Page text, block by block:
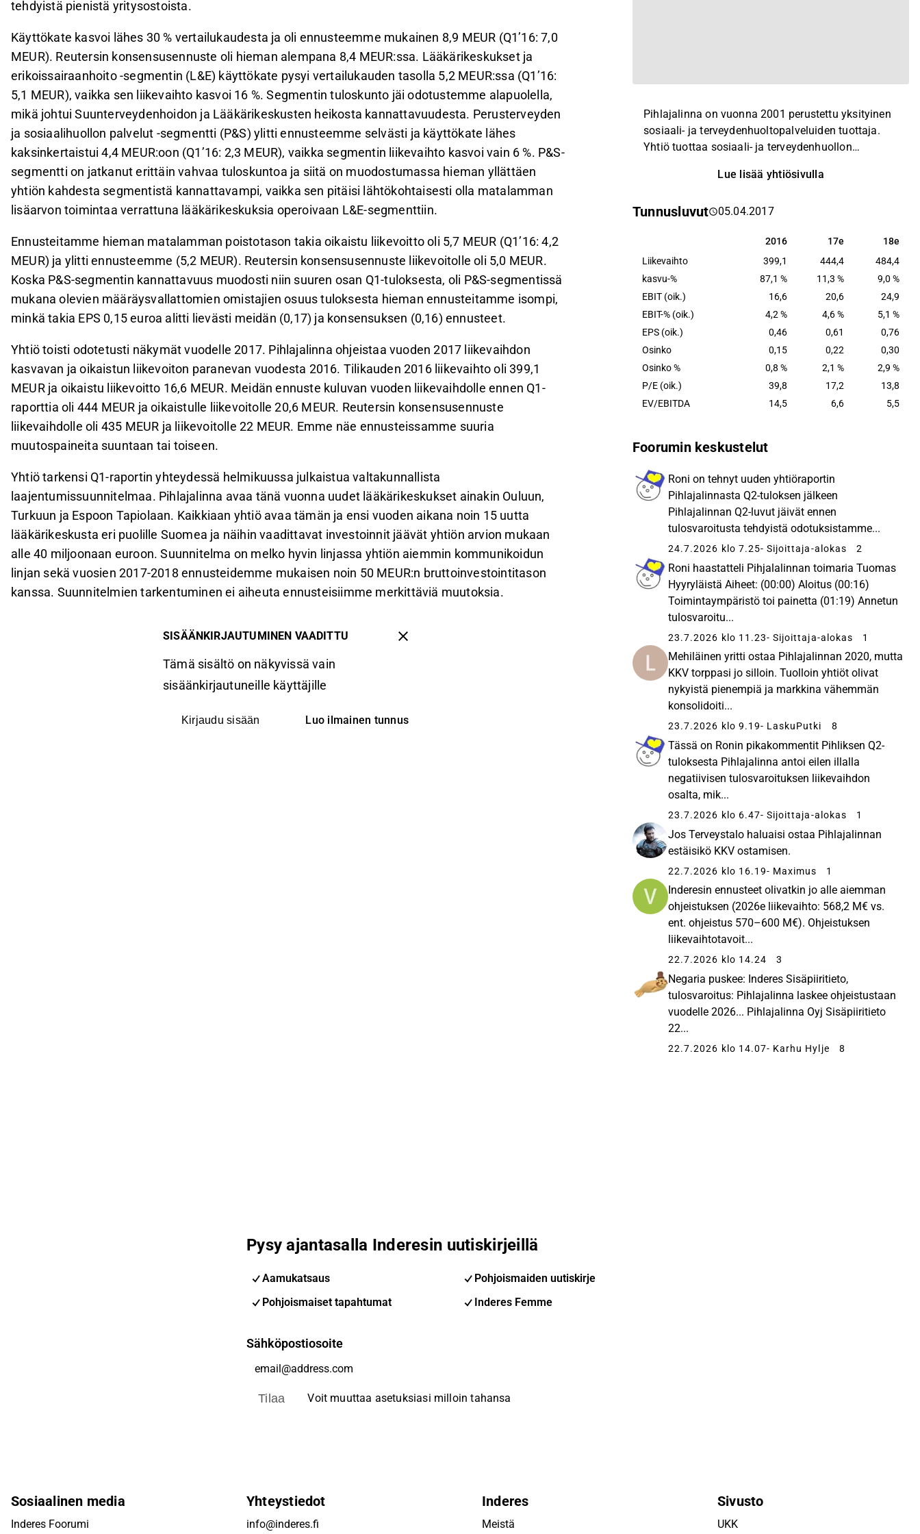
tehdyistä pienistä yritysostoista.
Käyttökate kasvoi lähes 30 % vertailukaudesta ja oli ennusteemme mukainen 8,9 MEUR (Q1’16: 7,0
MEUR). Reutersin konsensusennuste oli hieman alempana 8,4 MEUR:ssa. Lääkärikeskukset ja
erikoissairaanhoito -segmentin (L&E) käyttökate pysyi vertailukauden tasolla 5,2 MEUR:ssa (Q1’16:
5,1 MEUR), vaikka sen liikevaihto kasvoi 16 %. Segmentin tuloskunto jäi odotustemme alapuolella,
mikä johtui Suunterveydenhoidon ja Lääkärikeskusten heikosta kannattavuudesta. Perusterveyden
ja sosiaalihuollon palvelut -segmentti (P&S) ylitti ennusteemme selvästi ja käyttökate lähes
kaksinkertaistui 4,4 MEUR:oon (Q1’16: 2,3 MEUR), vaikka segmentin liikevaihto kasvoi vain 6 %. P&S-
segmentti on jatkanut erittäin vahvaa tuloskuntoa ja siitä on muodostumassa hieman yllättäen
yhtiön kahdesta segmentistä kannattavampi, vaikka sen pitäisi lähtökohtaisesti olla matalamman
lisäarvon toimintaa verrattuna lääkärikeskuksia operoivaan L&E-segmenttiin.
Ennusteitamme hieman matalamman poistotason takia oikaistu liikevoitto oli 5,7 MEUR (Q1’16: 4,2
MEUR) ja ylitti ennusteemme (5,2 MEUR). Reutersin konsensusennuste liikevoitolle oli 5,0 MEUR.
Koska P&S-segmentin kannattavuus muodosti niin suuren osan Q1-tuloksesta, oli P&S-segmentissä
mukana olevien määräysvallattomien omistajien osuus tuloksesta hieman ennusteitamme isompi,
minkä takia EPS 0,15 euroa alitti lievästi meidän (0,17) ja konsensuksen (0,16) ennusteet.
Yhtiö toisti odotetusti näkymät vuodelle 2017. Pihlajalinna ohjeistaa vuoden 2017 liikevaihdon
kasvavan ja oikaistun liikevoiton paranevan vuodesta 2016. Tilikauden 2016 liikevaihto oli 399,1
MEUR ja oikaistu liikevoitto 16,6 MEUR. Meidän ennuste kuluvan vuoden liikevaihdolle ennen Q1-
raporttia oli 444 MEUR ja oikaistulle liikevoitolle 20,6 MEUR. Reutersin konsensusennuste
liikevaihdolle oli 435 MEUR ja liikevoitolle 22 MEUR. Emme näe ennusteissamme suuria
muutospaineita suuntaan tai toiseen.
Yhtiö tarkensi Q1-raportin yhteydessä helmikuussa julkaistua valtakunnallista
laajentumissuunnitelmaa. Pihlajalinna avaa tänä vuonna uudet lääkärikeskukset ainakin Ouluun,
Turkuun ja Espoon Tapiolaan. Kaikkiaan yhtiö avaa tämän ja ensi vuoden aikana noin 15 uutta
lääkärikeskusta eri puolille Suomea ja näihin vaadittavat investoinnit jäävät yhtiön arvion mukaan
alle 40 miljoonaan euroon. Suunnitelma on melko hyvin linjassa yhtiön aiemmin kommunikoidun
linjan sekä vuosien 2017-2018 ennusteidemme mukaisen noin 50 MEUR:n bruttoinvestointitason
kanssa. Suunnitelmien tarkentuminen ei aiheuta ennusteisiimme merkittäviä muutoksia.
SISÄÄNKIRJAUTUMINEN VAADITTU
Tämä sisältö on näkyvissä vain
sisäänkirjautuneille käyttäjille
Kirjaudu sisään Luo ilmainen tunnus
Pihlajalinna on vuonna 2001 perustettu yksityinen
sosiaali- ja terveydenhuoltopalveluiden tuottaja.
Yhtiö tuottaa sosiaali- ja terveydenhuollon
vakuutusyhtiöille ja julkisyhteisöille ja tarjoaa
terveysasemilla, hammasklinikoilla kuin
Lue lisää yhtiösivulla
Tunnusluvut 05.04.2017
2016 17e 18e
2016 17e
18e
Liikevaihto
399,1 444,4
484,4
kasvu-%
87,1 % 11,3 %
9,0 %
EBIT (oik.)
16,6 20,6
24,9
EBIT-% (oik.)
4,2 % 4,6 %
5,1 %
EPS (oik.)
0,46 0,61
0,76
Osinko
0,15 0,22
0,30
Osinko %
0,8 % 2,1 %
2,9 %
P/E (oik.)
39,8 17,2
13,8
EV/EBITDA
14,5 6,6 5,5
Foorumin keskustelut
Roni on tehnyt uuden yhtiöraportin
Pihlajalinnasta Q2-tuloksen jälkeen
Pihlajalinnan Q2-luvut jäivät ennen
tulosvaroitusta tehdyistä odotuksistamme...
24.7.2026 klo 7.25- Sijoittaja-alokas 2
Roni haastatteli Pihjalalinnan toimaria Tuomas
Hyyryläistä Aiheet: (00:00) Aloitus (00:16)
Toimintaympäristö toi painetta (01:19) Annetun
tulosvaroitu...
23.7.2026 klo 11.23- Sijoittaja-alokas 1
Mehiläinen yritti ostaa Pihlajalinnan 2020, mutta
KKV torppasi jo silloin. Tuolloin yhtiöt olivat
nykyistä pienempiä ja markkina vähemmän
konsolidoiti...
23.7.2026 klo 9.19- LaskuPutki 8
Tässä on Ronin pikakommentit Pihliksen Q2-
tuloksesta Pihlajalinna antoi eilen illalla
negatiivisen tulosvaroituksen liikevaihdon
osalta, mik...
23.7.2026 klo 6.47- Sijoittaja-alokas 1
Jos Terveystalo haluaisi ostaa Pihlajalinnan
estäisikö KKV ostamisen.
22.7.2026 klo 16.19- Maximus 1
Inderesin ennusteet olivatkin jo alle aiemman
ohjeistuksen (2026e liikevaihto: 568,2 M€ vs.
ent. ohjeistus 570–600 M€). Ohjeistuksen
liikevaihtotavoit...
22.7.2026 klo 14.24 3
Negaria puskee: Inderes Sisäpiiritieto,
tulosvaroitus: Pihlajalinna laskee ohjeistustaan
vuodelle 2026... Pihlajalinna Oyj Sisäpiiritieto
22...
22.7.2026 klo 14.07- Karhu Hylje 8
Pysy ajantasalla Inderesin uutiskirjeillä
Aamukatsaus
Pohjoismaiden uutiskirje
Pohjoismaiset tapahtumat
Inderes Femme
Sähköpostiosoite
Tilaa Voit muuttaa asetuksiasi milloin tahansa
Sosiaalinen media
Inderes Foorumi
Yhteystiedot
info@inderes.fi
Inderes
Meistä
Sivusto
UKK